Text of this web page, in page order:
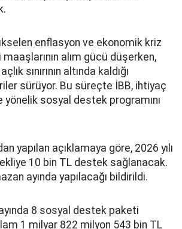
enflasyon ve ekonomik kriz
alım gücü düşerken,
sınırının altında kaldığı
sürüyor. Bu süreçte İBB, ihtiyaç
sosyal destek programını
yapılan açıklamaya göre, 2026 yılı
10 bin TL destek sağlanacak.
ayında yapılacağı bildirildi.
8 sosyal destek paketi
1 milyar 822 milyon 543 bin TL